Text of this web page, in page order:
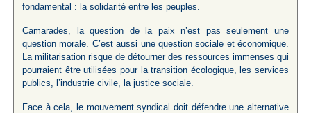
fondamental : la solidarité entre les peuples.
Camarades, la question de la paix n’est pas seulement une
question morale. C’est aussi une question sociale et économique.
La militarisation risque de détourner des ressources immenses qui
pourraient être utilisées pour la transition écologique, les services
publics, l’industrie civile, la justice sociale.
Face à cela, le mouvement syndical doit défendre une alternative